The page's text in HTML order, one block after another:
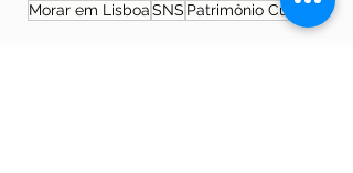
Morar em LisboaSNS Patrimônio Cultural